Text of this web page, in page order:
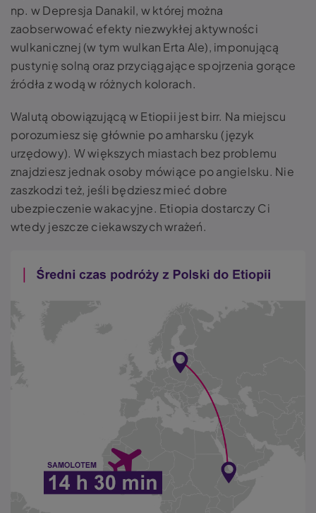
np. w Depresja Danakil, w której można
zaobserwować efekty niezwykłej aktywności
wulkanicznej (w tym wulkan Erta Ale), imponującą
pustynię solną oraz przyciągające spojrzenia gorące
źródła z wodą w różnych kolorach.
Walutą obowiązującą w Etiopii jest birr. Na miejscu
porozumiesz się głównie po amharsku (język
urzędowy). W większych miastach bez problemu
znajdziesz jednak osoby mówiące po angielsku. Nie
zaszkodzi też, jeśli będziesz mieć dobre
ubezpieczenie wakacyjne. Etiopia dostarczy Ci
wtedy jeszcze ciekawszych wrażeń.